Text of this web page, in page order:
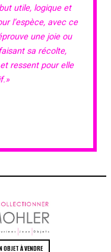
utile, logique et
l’espèce, avec ce
une joie ou
sa récolte,
ressent pour elle
OBJET À VENDRE